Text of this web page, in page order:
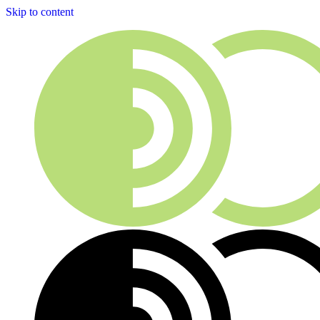
Skip to content